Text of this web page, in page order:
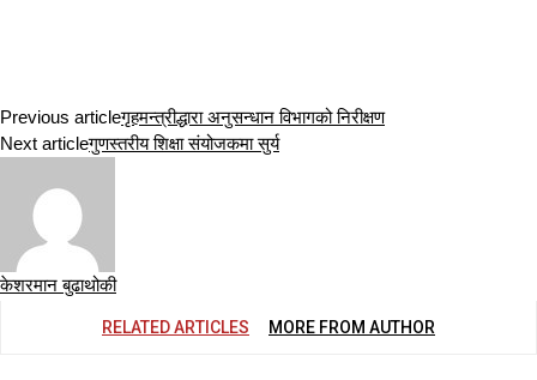
Previous articleगृहमन्त्रीद्धारा अनुसन्धान विभागको निरीक्षण
Next articleगुणस्तरीय शिक्षा संयोजकमा सुर्य
केशरमान बुढाथोकी
RELATED ARTICLES MORE FROM AUTHOR